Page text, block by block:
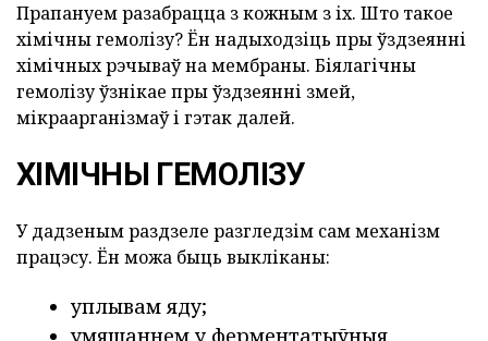
Прапануем разабрацца з кожным з іх. Што такое
хімічны гемолізу? Ён надыходзіць пры ўздзеянні
хімічных рэчываў на мембраны. Біялагічны
гемолізу ўзнікае пры ўздзеянні змей,
мікраарганізмаў і гэтак далей.
ХІМІЧНЫ ГЕМОЛІЗУ
У дадзеным раздзеле разгледзім сам механізм
працэсу. Ён можа быць выкліканы:
уплывам яду;